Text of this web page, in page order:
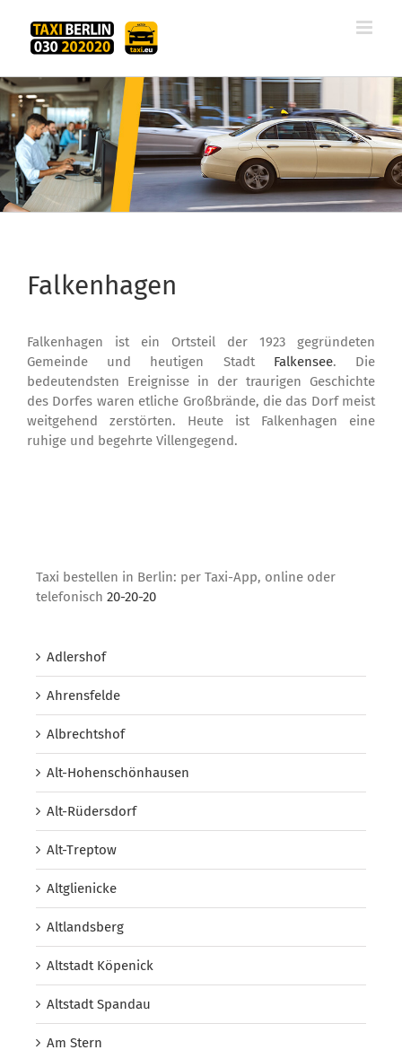
Inhalt
springen
Falkenhagen
Falkenhagen ist ein Ortsteil der 1923 gegründeten
Gemeinde und heutigen Stadt Falkensee. Die
bedeutendsten Ereignisse in der traurigen Geschichte
des Dorfes waren etliche Großbrände, die das Dorf meist
weitgehend zerstörten. Heute ist Falkenhagen eine
ruhige und begehrte Villengegend.
Taxi bestellen in Berlin: per Taxi-App, online oder
telefonisch 20-20-20
Adlershof
Ahrensfelde
Albrechtshof
Alt-Hohenschönhausen
Alt-Rüdersdorf
Alt-Treptow
Altglienicke
Altlandsberg
Altstadt Köpenick
Altstadt Spandau
Am Stern